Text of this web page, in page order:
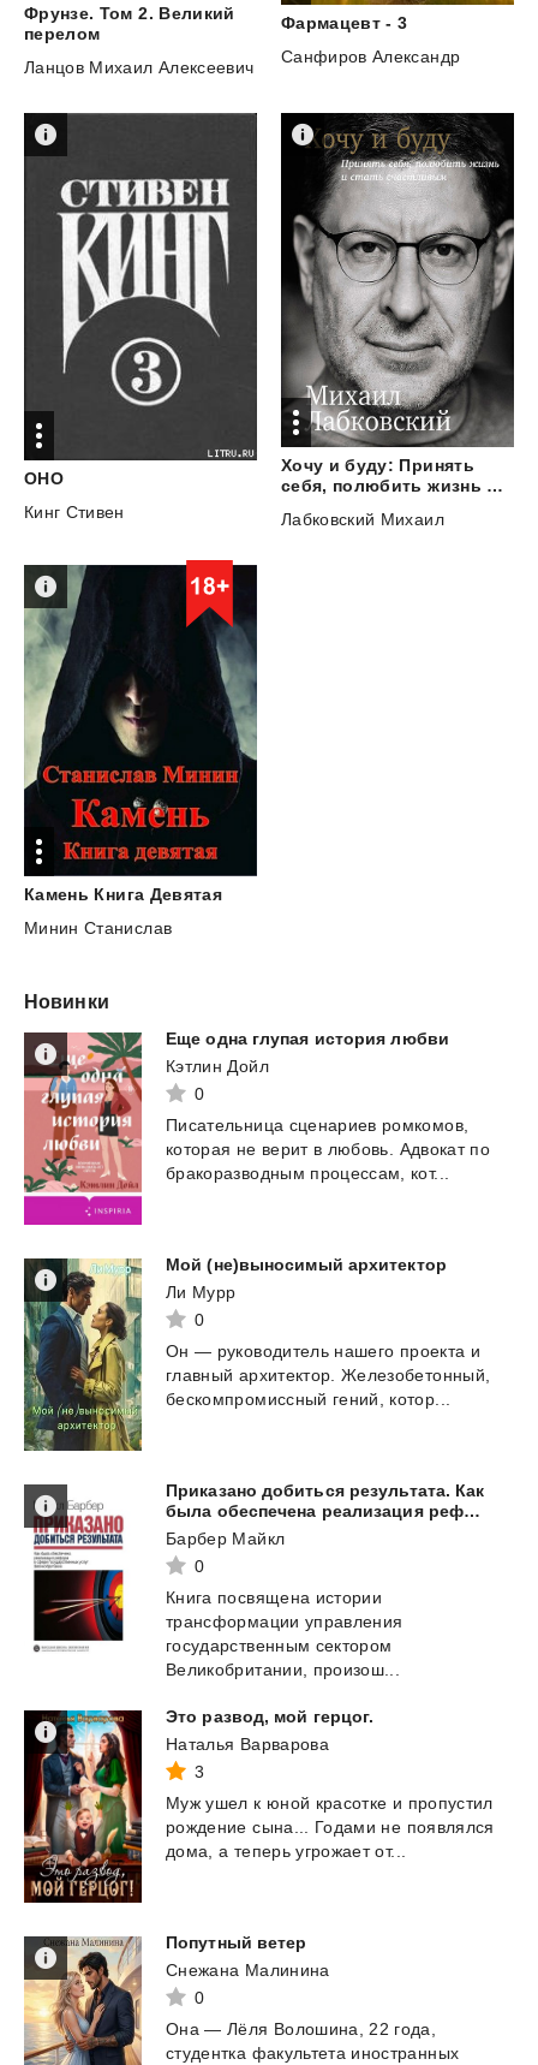
Фрунзе. Том 2. Великий
перелом
Ланцов Михаил Алексеевич
Фармацевт - 3
Санфиров Александр
ОНО
Кинг Стивен
Хочу и буду: Принять
себя, полюбить жизнь и стать счастливым
Лабковский Михаил
Камень Книга Девятая
Минин Станислав
Новинки
Еще одна глупая история любви
Кэтлин Дойл
0
Писательница сценариев ромкомов,
которая не верит в любовь. Адвокат по
бракоразводным процессам, кот...
Мой (не)выносимый архитектор
Ли Мурр
0
Он — руководитель нашего проекта и
главный архитектор. Железобетонный,
бескомпромиссный гений, котор...
Приказано добиться результата. Как
была обеспечена реализация реформ в сфере государственных услуг Великобритании
Барбер Майкл
0
Книга посвящена истории
трансформации управления
государственным сектором
Великобритании, произош...
Это развод, мой герцог.
Наталья Варварова
3
Муж ушел к юной красотке и пропустил
рождение сына... Годами не появлялся
дома, а теперь угрожает от...
Попутный ветер
Снежана Малинина
0
Она — Лёля Волошина, 22 года,
студентка факультета иностранных